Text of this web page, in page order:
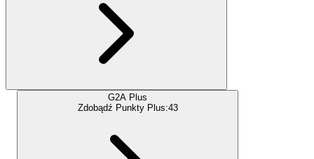
G2A Plus
Zdobądź Punkty Plus:43